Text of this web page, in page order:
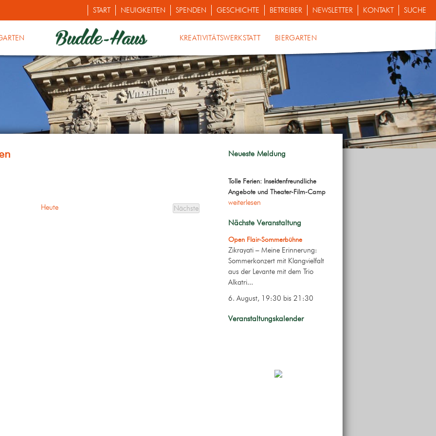
START NEUIGKEITEN SPENDEN GESCHICHTE BETREIBER NEWSLETTER KONTAKT SUCHE
KREATIVITÄTSWERKSTATT BIERGARTEN
Heute
Nächste
Veranstaltungen
Neueste Meldung
Tolle Ferien: Insektenfreundliche
Angebote und Theater-Film-Camp
weiterlesen
Nächste Veranstaltung
Open Flair-Sommerbühne
Zikrayati – Meine Erinnerung:
Sommerkonzert mit Klangvielfalt
aus der Levante mit dem Trio
Alkatri...
6. August, 19:30 bis 21:30
Veranstaltungskalender